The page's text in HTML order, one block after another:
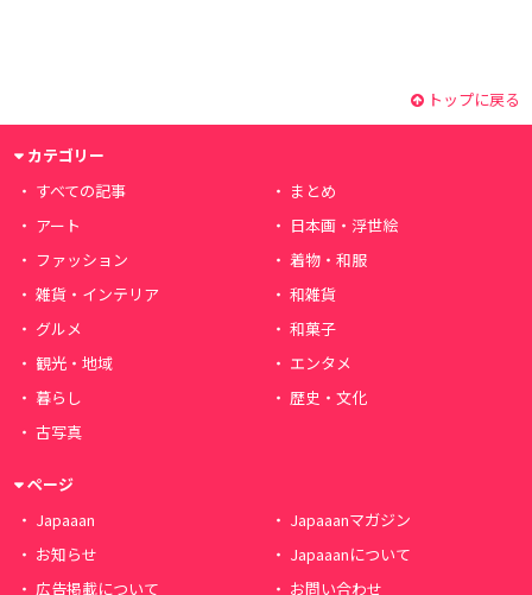
トップに戻る
カテゴリー
すべての記事
まとめ
アート
日本画・浮世絵
ファッション
着物・和服
雑貨・インテリア
和雑貨
グルメ
和菓子
観光・地域
エンタメ
暮らし
歴史・文化
古写真
ページ
Japaaan
Japaaanマガジン
お知らせ
Japaaanについて
広告掲載について
お問い合わせ